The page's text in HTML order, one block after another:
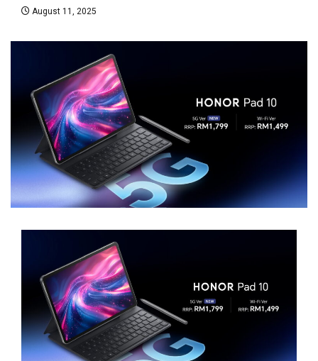
August 11, 2025